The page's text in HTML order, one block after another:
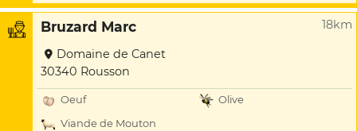
Bruzard Marc 18km
Domaine de Canet
30340 Rousson
Oeuf
Olive
Viande de Mouton